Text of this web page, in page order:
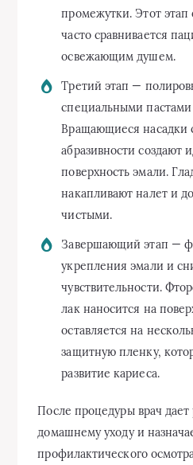
промежутки. Этот
часто сравнивается
освежающим душем.
Третий этап —
специальными
Вращающиеся насадки
абразивности создают
поверхность эмали.
накапливают налет и
чистыми.
Завершающий этап —
укрепления эмали и
чувствительности.
лак наносится на
оставляется на
защитную пленку,
развитие кариеса.
После процедуры врач
домашнему уходу и
профилактического